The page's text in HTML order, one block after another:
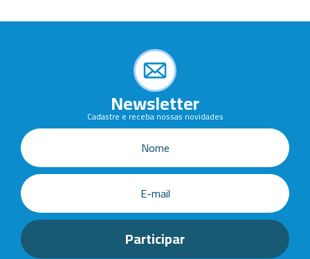
Newsletter
Cadastre e receba nossas novidades